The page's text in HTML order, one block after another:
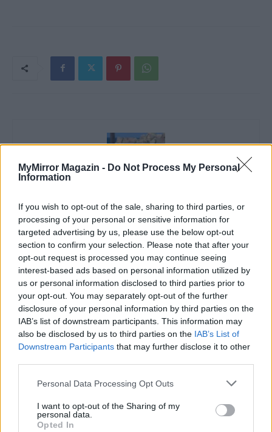
MyMirror Magazin - Do Not Process My Personal
Information
If you wish to opt-out of the sale, sharing to third parties, or
processing of your personal or sensitive information for
targeted advertising by us, please use the below opt-out
section to confirm your selection. Please note that after your
opt-out request is processed you may continue seeing
interest-based ads based on personal information utilized by
us or personal information disclosed to third parties prior to
your opt-out. You may separately opt-out of the further
disclosure of your personal information by third parties on the
IAB’s list of downstream participants. This information may
also be disclosed by us to third parties on the IAB’s List of
Downstream Participants that may further disclose it to other
Personal Data Processing Opt Outs
I want to opt-out of the Sharing of my
personal data.
Opted In
Imre Hilda
Oktatás és nevelés területén dolgozom, de minden
szabadidőmben írok. Szeretek belesni a hétköznapok függönye
mögé és közben keresem az embert, a nőt a jól legyártott álarcok
mögött. Néha meséket is írok, de gyakrabban novellákat,
cikkeket és apró vicces történeteket.
KAPCSOLÓDÓ CIKKEK TÖBB A SZERZŐTŐL
Minka 14. rész